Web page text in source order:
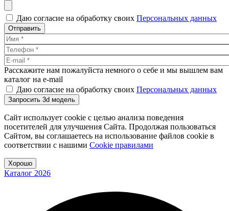
Даю согласие на обработку своих Персональных данных
Отправить
Расскажите нам пожалуйста немного о себе и мы вышлем вам
каталог на e-mail
Даю согласие на обработку своих Персональных данных
Запросить 3d модель
Сайт использует cookie с целью анализа поведения
посетителей для улучшения Сайта. Продолжая пользоваться
Сайтом, вы соглашаетесь на использование файлов cookie в
соответствии с нашими Cookiе правилами
Хорошо
Каталог 2026